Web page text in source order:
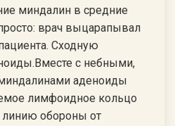
миндалин в средние
врач выцарапывал
Сходную
с небными,
аденоиды
лимфоидное кольцо
линию обороны от